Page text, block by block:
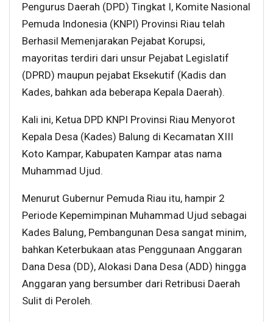
Pengurus Daerah (DPD) Tingkat I, Komite Nasional
Pemuda Indonesia (KNPI) Provinsi Riau telah
Berhasil Memenjarakan Pejabat Korupsi,
mayoritas terdiri dari unsur Pejabat Legislatif
(DPRD) maupun pejabat Eksekutif (Kadis dan
Kades, bahkan ada beberapa Kepala Daerah).
Kali ini, Ketua DPD KNPI Provinsi Riau Menyorot
Kepala Desa (Kades) Balung di Kecamatan XIII
Koto Kampar, Kabupaten Kampar atas nama
Muhammad Ujud.
Menurut Gubernur Pemuda Riau itu, hampir 2
Periode Kepemimpinan Muhammad Ujud sebagai
Kades Balung, Pembangunan Desa sangat minim,
bahkan Keterbukaan atas Penggunaan Anggaran
Dana Desa (DD), Alokasi Dana Desa (ADD) hingga
Anggaran yang bersumber dari Retribusi Daerah
Sulit di Peroleh.